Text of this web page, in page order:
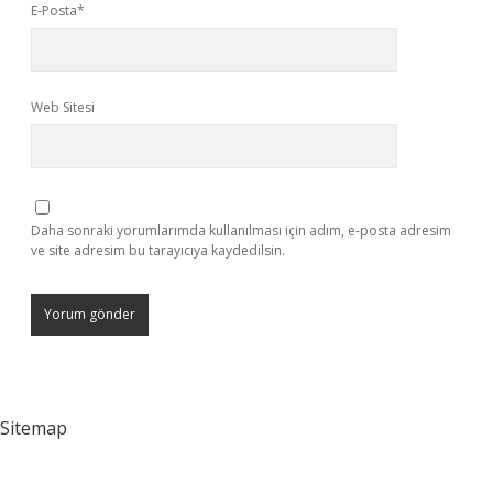
E-Posta*
Web Sitesi
Daha sonraki yorumlarımda kullanılması için adım, e-posta adresim
ve site adresim bu tarayıcıya kaydedilsin.
Sitemap